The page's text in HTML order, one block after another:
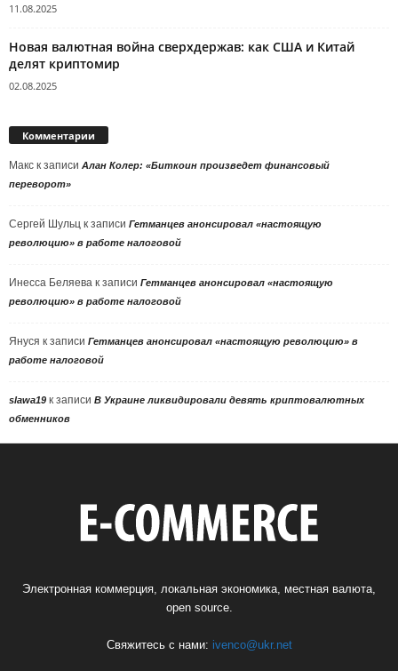
11.08.2025
Новая валютная война сверхдержав: как США и Китай
делят криптомир
02.08.2025
Комментарии
Макс к записи Алан Колер: «Биткоин произведет финансовый
переворот»
Сергей Шульц к записи Гетманцев анонсировал «настоящую
революцию» в работе налоговой
Инесса Беляева к записи Гетманцев анонсировал «настоящую
революцию» в работе налоговой
Януся к записи Гетманцев анонсировал «настоящую революцию» в
работе налоговой
slawa19 к записи В Украине ликвидировали девять криптовалютных
обменников
Электронная коммерция, локальная экономика, местная валюта,
open source.
Свяжитесь с нами: ivenco@ukr.net